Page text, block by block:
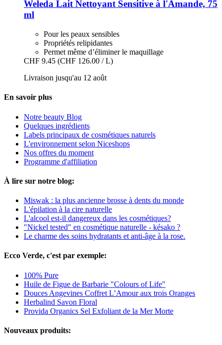
Weleda Lait Nettoyant Sensitive à l'Amande, 75
ml
Pour les peaux sensibles
Propriétés relipidantes
Permet même d’éliminer le maquillage
CHF 9.45 (CHF 126.00 / L)
Livraison jusqu'au 12 août
En savoir plus
Notre beauty Blog
Quelques ingrédients
Labels principaux de cosmétiques naturels
L'environnement selon Niceshops
Nos offres du moment
Programme d'affiliation
À lire sur notre blog:
Miswak : la plus ancienne brosse à dents du monde
L'épilation à la cire naturelle
L'alcool est-il dangereux dans les cosmétiques?
"Nickel tested" en cosmétique naturelle - késako ?
Le charme des soins hydratants et anti-âge à la rose.
Ecco Verde, c'est par exemple:
100% Pure
Huile de Figue de Barbarie "Colours of Life"
Douces Angevines Coffret L’Amour aux trois Oranges
Herbalind Savon Floral
Provida Organics Sel Exfoliant de la Mer Morte
Nouveaux produits: